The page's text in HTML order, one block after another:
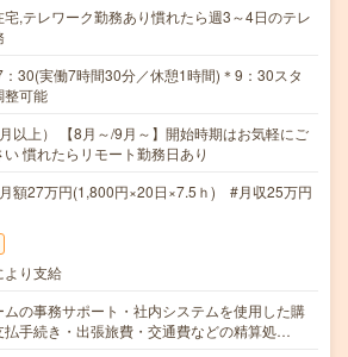
,テレワーク勤務あり慣れたら週3～4日のテレ
30(実働7時間30分／休憩1時間)＊9：30スタ
整可能
以上） 【8月～/9月～】開始時期はお気軽にご
慣れたらリモート勤務日あり
額27万円(1,800円×20日×7.5ｈ) #月収25万円
より支給
ムの事務サポート・社内システムを使用した購
払手続き・出張旅費・交通費などの精算処…